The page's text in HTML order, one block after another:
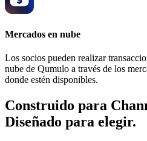
Mercados en nube
Los socios pueden realizar
nube de Qumulo a través de los
donde estén disponibles.
Construido para
Diseñado para elegir.